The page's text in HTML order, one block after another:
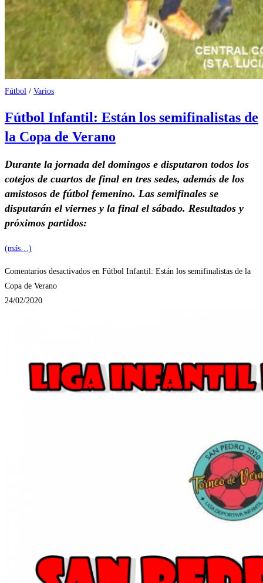
Fútbol / Varios
Fútbol Infantil: Están los semifinalistas de
la Copa de Verano
Durante la jornada del domingos e disputaron todos los
cotejos de cuartos de final en tres sedes, además de los
amistosos de fútbol femenino. Las semifinales se
disputarán el viernes y la final el sábado. Resultados y
próximos partidos:
(más…)
Comentarios desactivados en Fútbol Infantil: Están los semifinalistas de la
Copa de Verano
24/02/2020